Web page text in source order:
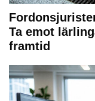
Ta emot
framtid